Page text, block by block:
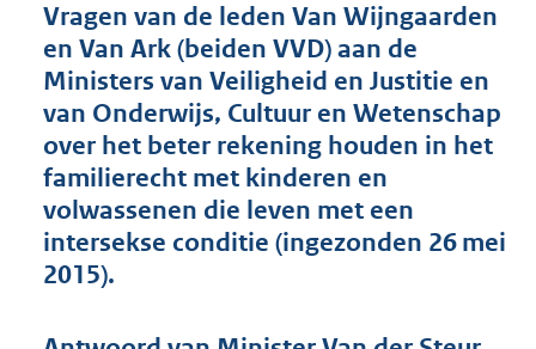
d
s
g
r
o
t
t
:
Vragen van de leden Van Wijngaarden
en Van Ark (beiden VVD) aan de
Ministers van Veiligheid en Justitie en
van Onderwijs, Cultuur en Wetenschap
over het beter rekening houden in het
familierecht met kinderen en
volwassenen die leven met een
intersekse conditie (ingezonden 26 mei
2015).